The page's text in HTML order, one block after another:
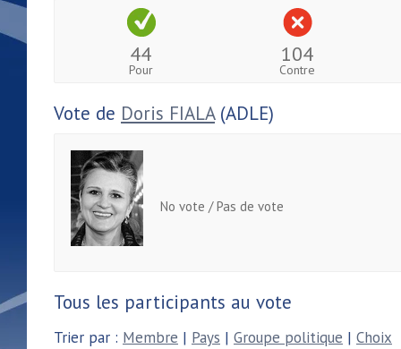
44
Pour
104
Contre
Vote de Doris FIALA(ADLE)
No vote / Pas de vote
Tous les participants au vote
Trier par : Membre | Pays | Groupe politique | Choix